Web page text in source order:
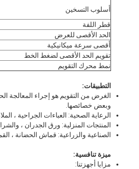
أسلوب التسخين
قطر اللفة
الحد الأقصى للعرض
أقصى سرعة ميكانيكية
تقويم الحد الأقصى لضغط الخط
نمط محرك التقويم
التطبيقات:
الغرض من التقويم هو إجراء المعالجة
وبعض خصائصها.
الرعاية الصحية: العباءات الجراحية ،
المنتجات المنزلية: ورق الجدران ،
الصناعية والزراعية: قماش الحضانة ،
ميزة تنافسية:
مزايا أجهزتنا: